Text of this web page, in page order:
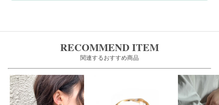
RECOMMEND ITEM
関連するおすすめ商品